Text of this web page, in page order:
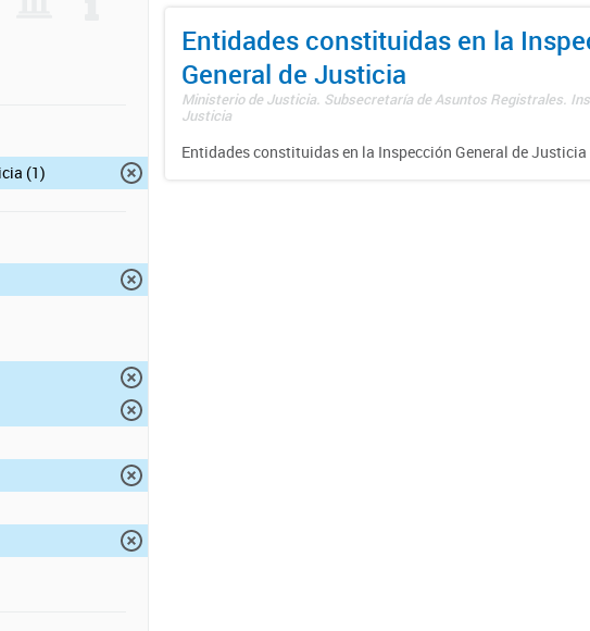
(1)
Entidades constituidas en la
General de Justicia
Ministerio de Justicia. Subsecretaría de Asuntos Registrales.
Justicia
Entidades constituidas en la Inspección General de Justicia